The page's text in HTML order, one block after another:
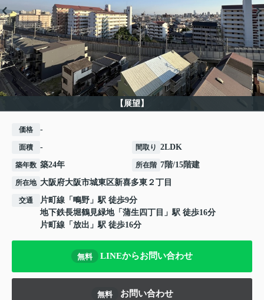
【展望】
価格 -
面積 - 間取り 2LDK
築年数 築24年 所在階 7階/15階建
所在地 大阪府大阪市城東区新喜多東 ２丁目
交通 片町線 「 鴫野 」駅 徒歩9分
地下鉄長堀鶴見緑地「 蒲生四丁目 」駅 徒歩16分
片町線 「 放出 」駅 徒歩16分
無料 LINEからお問い合わせ
無料 お問い合わせ